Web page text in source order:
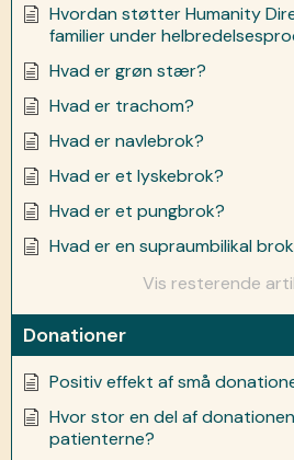
Hvordan støtter Humanity
familier under
Hvad er grøn stær?
Hvad er trachom?
Hvad er navlebrok?
Hvad er et lyskebrok?
Hvad er et pungbrok?
Hvad er en supraumbilikal
Vis resterende
Donationer
Positiv effekt af små
Hvor stor en del af
patienterne?